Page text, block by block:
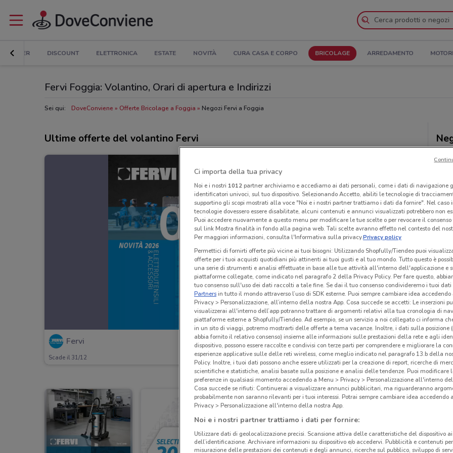
E SUPER DISCOUNT ELETTRONICA ESTATE NOVITÀ CURA CASA E CORPO BRICOLAGE ARREDAMENTO MOTORI
Fervi Foggia: Volantino, Orari di apertura e Indirizzi
Sei qui: DoveConviene Offerte Bricolage a Foggia Negozi Fervi a Foggia
Ultime offerte del volantino Fervi
Fervi
Scade il 31/12 6 km
Ci importa della tua privacy
Noi e i nostri 1012partner archiviamo e accediamo ai dati personali, come i dati di navigazione
identificatori univoci, sul tuo dispositivo. Selezionando Accetto, abiliti le tecnologie di
supportino gli scopi mostrati alla voce "Noi e i nostri partner trattiamo i dati da fornire". Nel caso
tecnologie dovessero essere disabilitate, alcuni contenuti e annunci visualizzati potrebbero non
Puoi accedere nuovamente a questo menu per modificare le tue scelte o per revocare il
sul link Mostra finalità in fondo alla pagina web. Tali scelte avranno effetto nel contesto del
Per maggiori informazioni, consulta l'Informativa sulla privacy.Privacy policy
Permettici di fornirti offerte più vicine ai tuoi bisogni: Utilizzando Shopfully/Tiendeo puoi
offerte per i tuoi acquisti quotidiani più attinenti ai tuoi gusti e al tuo mondo. Tutto questo è
una serie di strumenti e analisi effettuate in base alle tue attività all'interno dell'applicazione e
piattaforme collegate, come indicato nel paragrafo 2 della Privacy Policy. Per fare questo,
tuo consenso sull'uso dei dati raccolti a tale fine. Se dai il tuo consenso condivideremo i tuoi dati
Partnersin tutto il mondo attraverso l’uso di SDK esterne. Puoi sempre cambiare idea accedendo
Privacy > Personalizzazione, all’interno della nostra App. Cosa succede se accetti: Le inserzioni
visualizzerai all'interno dell’app potranno trattare di argomenti relativi alla tua cronologia di
piattaforme esterne a Shopfully/Tiendeo. Ad esempio, se un servizio a noi collegato ci informa
in un sito di viaggi, potremo mostrarti delle offerte a tema vacanze. Inoltre, i dati sulla posizione
abbia fornito il relativo consenso) insieme alle informazioni sulle prestazioni della rete e agli
dispositivo, possono essere raccolte e condivisi con terze parti per comprendere e migliorare la
esperienze applicative sulle delle reti wireless, come meglio indicato nel paragrafo 13.b della
Policy. Inoltre, i tuoi dati possono anche essere utilizzati per la creazione di report, ricerche di
scientifiche e statistiche, analisi basate sulla posizione e analisi delle tendenze. Puoi modificare
preferenze in qualsiasi momento accedendo a Menu > Privacy > Personalizzazione all'interno
Cosa succede se rifiuti: Continuerai a visualizzare annunci pubblicitari, ma riguarderanno
probabilmente non saranno rilevanti per i tuoi interessi. Potrai sempre cambiare idea accedendo
Privacy > Personalizzazione all'interno della nostra App.
Noi e i nostri partner trattiamo i dati per fornire:
Utilizzare dati di geolocalizzazione precisi. Scansione attiva delle caratteristiche del dispositivo
dell’identificazione. Archiviare informazioni su dispositivo e/o accedervi. Pubblicità e contenuti
misurazione delle prestazioni dei contenuti e degli annunci, ricerche sul pubblico, sviluppo di